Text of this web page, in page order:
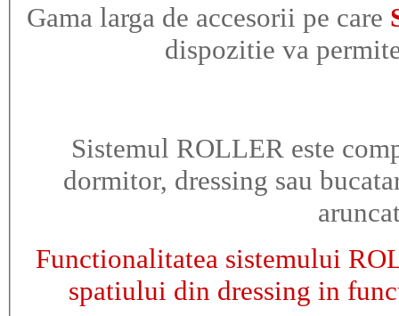
Gama larga de accesorii pe care
dispozitie va
Sistemul ROLLER este
dormitor, dressing sau
Functionalitatea sistemului
spatiului din dressing in